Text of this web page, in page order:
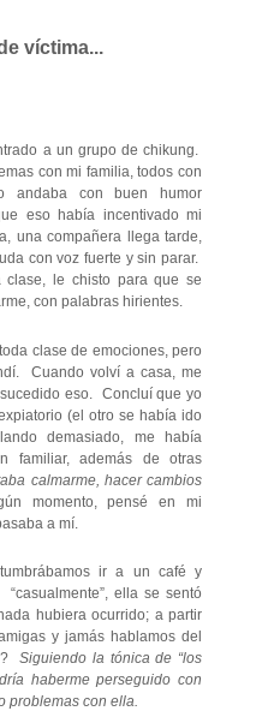
víctima...
a un grupo de chikung.
con mi familia, todos con
andaba con buen humor
eso había incentivado mi
una compañera llega tarde,
con voz fuerte y sin parar.
le chisto para que se
con palabras hirientes.
clase de emociones, pero
Cuando volví a casa, me
eso. Concluí que yo
(el otro se había ido
demasiado, me había
familiar, además de otras
calmarme, hacer cambios
momento, pensé en mi
a mí.
ir a un café y
ella se sentó
hubiera ocurrido; a partir
y jamás hablamos del
Siguiendo la tónica de “los
haberme perseguido con
problemas con ella.